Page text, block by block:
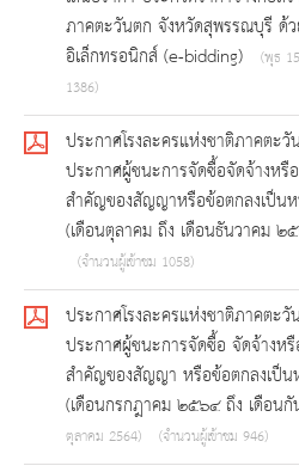
ภาคตะวันตก จังหวัดสุพรรณบุรี ด้
อิเล็กทรอนิกส์ (e-bidding)
(พุธ
1386)
ประกาศโรงละครแห่งชาติภาคตะ
ประกาศผู้ชนะการจัดซื้อจัดจ้างหรื
สำคัญของสัญญาหรือข้อตกลงเป็น
(เดือนตุลาคม ถึง เดือนธันวาคม ๒
(จำนวนผู้เข้าชม 1058)
ประกาศโรงละครแห่งชาติภาคตะ
ประกาศผู้ชนะการจัดซื้อ จัดจ้างห
สำคัญของสัญญา หรือข้อตกลงเป็
(เดือนกรกฎาคม ๒๕๖๔ ถึง เดือน
ตุลาคม 2564)
(จำนวนผู้เข้าชม 946)